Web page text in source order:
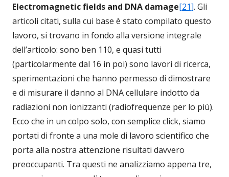
Electromagnetic fields and DNA damage[21]. Gli
articoli citati, sulla cui base è stato compilato questo
lavoro, si trovano in fondo alla versione integrale
dell’articolo: sono ben 110, e quasi tutti
(particolarmente dal 16 in poi) sono lavori di ricerca,
sperimentazioni che hanno permesso di dimostrare
e di misurare il danno al DNA cellulare indotto da
radiazioni non ionizzanti (radiofrequenze per lo più).
Ecco che in un colpo solo, con semplice click, siamo
portati di fronte a una mole di lavoro scientifico che
porta alla nostra attenzione risultati davvero
preoccupanti. Tra questi ne analizziamo appena tre,